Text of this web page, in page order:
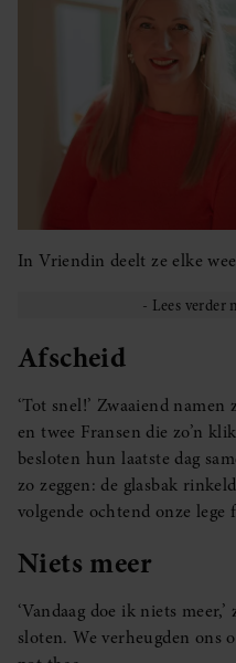
In Vriendin deelt ze elke
Afscheid
‘Tot snel!’ Zwaaiend
en twee Fransen die zo’n
besloten hun laatste dag
zo zeggen: de glasbak
volgende ochtend onze lege
Niets meer
‘Vandaag doe ik niets
sloten. We verheugden ons